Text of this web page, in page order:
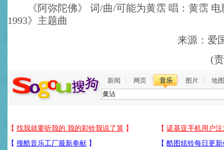
《阿弥陀佛》 词/曲/可能为黄霑 唱：黄霑 电
1993》主题曲
来源：爱
(
新闻 网页 音乐 图片 地图